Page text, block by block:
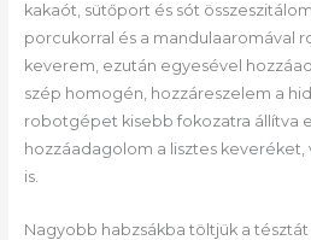
kakaót, sütőport és sót
porcukorral és a mandulaaromával
keverem, ezután egyesével
szép homogén, hozzáreszelem a
robotgépet kisebb fokozatra állítva
hozzáadagolom a lisztes
is.
Nagyobb habzsákba töltjük a